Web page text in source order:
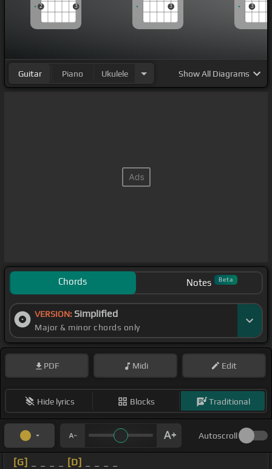
2
3
3
3
Guitar Piano Ukulele ShowAll Diagrams
Chords Notes Beta
VERSION: Simplified
Major & minor chords only
PDF Midi Edit
Hide lyrics Blocks Traditional
Autoscroll
[G] [D]